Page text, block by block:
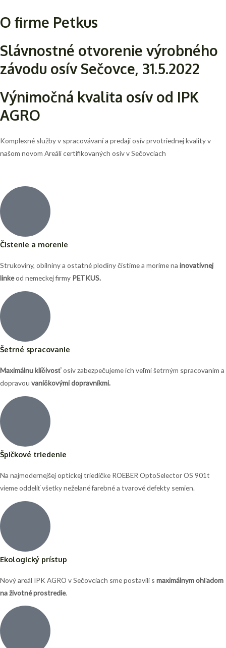
O firme Petkus
Slávnostné otvorenie výrobného
závodu osív Sečovce, 31.5.2022
Výnimočná kvalita osív od IPK
AGRO
Komplexné služby v spracovávaní a predaji osív prvotriednej kvality v
našom novom Areáli certifikovaných osív v Sečovciach
Čistenie a morenie
Strukoviny, obilniny a ostatné plodiny čistíme a moríme na inovatívnej
linkeod nemeckej firmy PETKUS.
Šetrné spracovanie
Maximálnu klíčivosťosív zabezpečujeme ich veľmi šetrným spracovaním a
dopravou vaničkovými dopravníkmi.
Špičkové triedenie
Na najmodernejšej optickej triedičke ROEBER OptoSelector OS 901t
vieme oddeliť všetky neželané farebné a tvarové defekty semien.
Ekologický prístup
Nový areál IPK AGRO v Sečovciach sme postavili s maximálnym ohľadom
na životné prostredie.